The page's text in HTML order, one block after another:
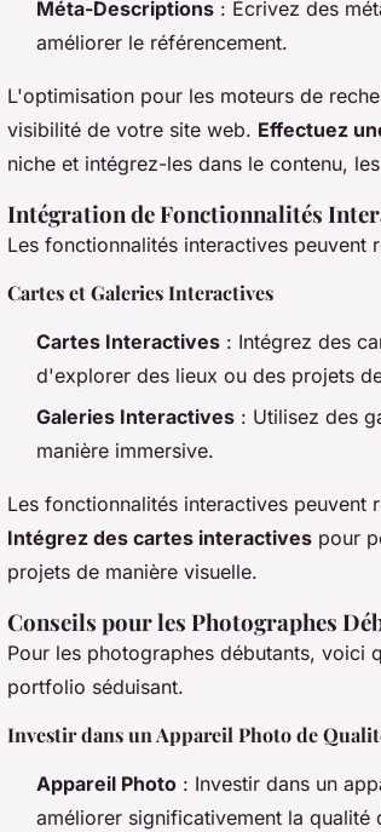
Méta-Descriptions : Écrivez des
améliorer le référencement.
L'optimisation pour les moteurs de
visibilité de votre site web. Effectuez
niche et intégrez-les dans le contenu,
Intégration de Fonctionnalités
Les fonctionnalités interactives
Cartes et Galeries Interactives
Cartes Interactives : Intégrez des
d'explorer des lieux ou des projets
Galeries Interactives : Utilisez des
manière immersive.
Les fonctionnalités interactives
Intégrez des cartes interactives pour
projets de manière visuelle.
Conseils pour les Photographes
Pour les photographes débutants, voici
portfolio séduisant.
Investir dans un Appareil Photo de
Appareil Photo : Investir dans un
améliorer significativement la qualité